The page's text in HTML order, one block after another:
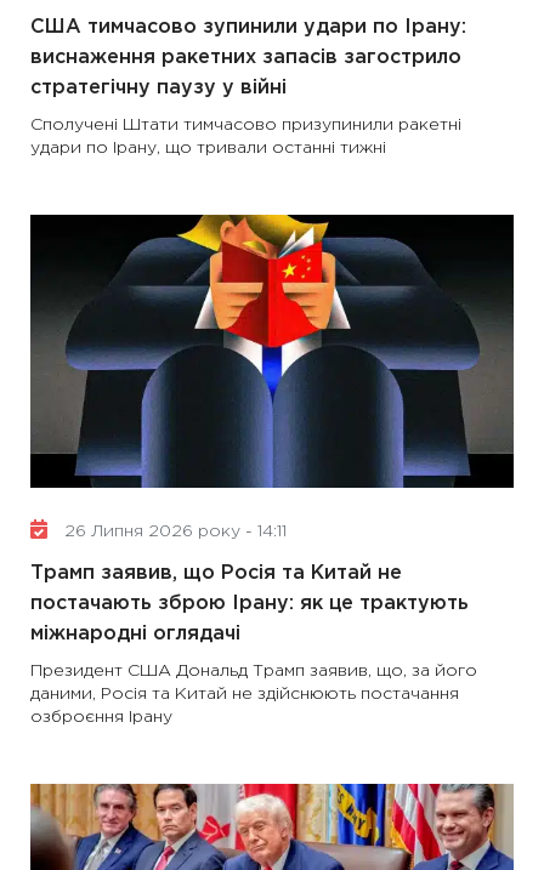
США тимчасово зупинили удари по Ірану:
виснаження ракетних запасів загострило
стратегічну паузу у війні
Сполучені Штати тимчасово призупинили ракетні
удари по Ірану, що тривали останні тижні
26 Липня 2026 року - 14:11
Трамп заявив, що Росія та Китай не
постачають зброю Ірану: як це трактують
міжнародні оглядачі
Президент США Дональд Трамп заявив, що, за його
даними, Росія та Китай не здійснюють постачання
озброєння Ірану